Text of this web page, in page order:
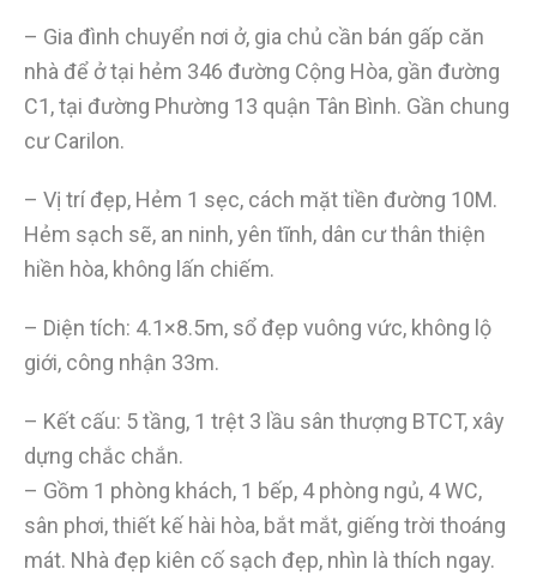
– Gia đình chuyển nơi ở, gia chủ cần bán gấp căn
nhà để ở tại hẻm 346 đường Cộng Hòa, gần đường
C1, tại đường Phường 13 quận Tân Bình. Gần chung
cư Carilon.
– Vị trí đẹp, Hẻm 1 sẹc, cách mặt tiền đường 10M.
Hẻm sạch sẽ, an ninh, yên tĩnh, dân cư thân thiện
hiền hòa, không lấn chiếm.
– Diện tích: 4.1×8.5m, sổ đẹp vuông vức, không lộ
giới, công nhận 33m.
– Kết cấu: 5 tầng, 1 trệt 3 lầu sân thượng BTCT, xây
dựng chắc chắn.
– Gồm 1 phòng khách, 1 bếp, 4 phòng ngủ, 4 WC,
sân phơi, thiết kế hài hòa, bắt mắt, giếng trời thoáng
mát. Nhà đẹp kiên cố sạch đẹp, nhìn là thích ngay.